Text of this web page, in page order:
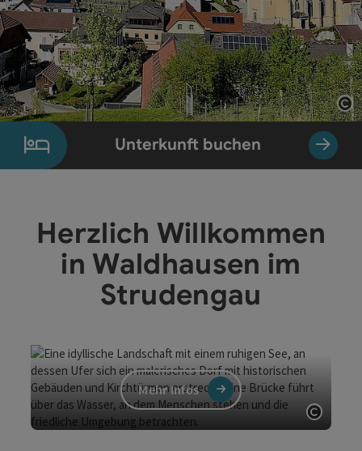
Unterkunft buchen
Herzlich Willkommen
in Waldhausen im
Strudengau
Mehr Infos